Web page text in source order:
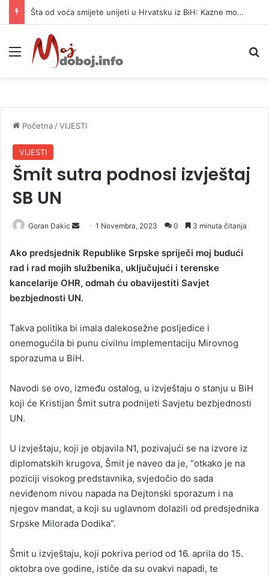
Šta od voća smijete unijeti u Hrvatsku iz BiH: Kazne mogu dostići 13.260 evra
Meni
Početna /VIJESTI
VIJESTI
Šmit sutra podnosi izvještaj
SB UN
Goran Dakic
n
d
a
n
m
a
i
1 Novembra, 2023 0 3 minuta čitanja
Ako predsjednik Republike Srpske spriječi moj budući
rad i rad mojih službenika, uključujući i terenske
kancelarije OHR, odmah ću obavijestiti Savjet
bezbjednosti UN.
Takva politika bi imala dalekosežne posljedice i
onemogućila bi punu civilnu implementaciju Mirovnog
sporazuma u BiH.
Navodi se ovo, između ostalog, u izvještaju o stanju u BiH
koji će Kristijan Šmit sutra podnijeti Savjetu bezbjednosti
UN.
U izvještaju, koji je objavila N1, pozivajući se na izvore iz
diplomatskih krugova, Šmit je naveo da je, “otkako je na
poziciji visokog predstavnika, svjedočio do sada
neviđenom nivou napada na Dejtonski sporazum i na
njegov mandat, a koji su uglavnom dolazili od predsjednika
Srpske Milorada Dodika”.
Šmit u izvještaju, koji pokriva period od 16. aprila do 15.
oktobra ove godine, ističe da su ovakvi napadi, te